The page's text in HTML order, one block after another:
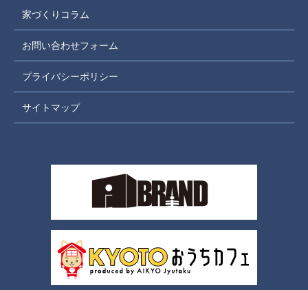
家づくりコラム
お問い合わせフォーム
プライバシーポリシー
サイトマップ